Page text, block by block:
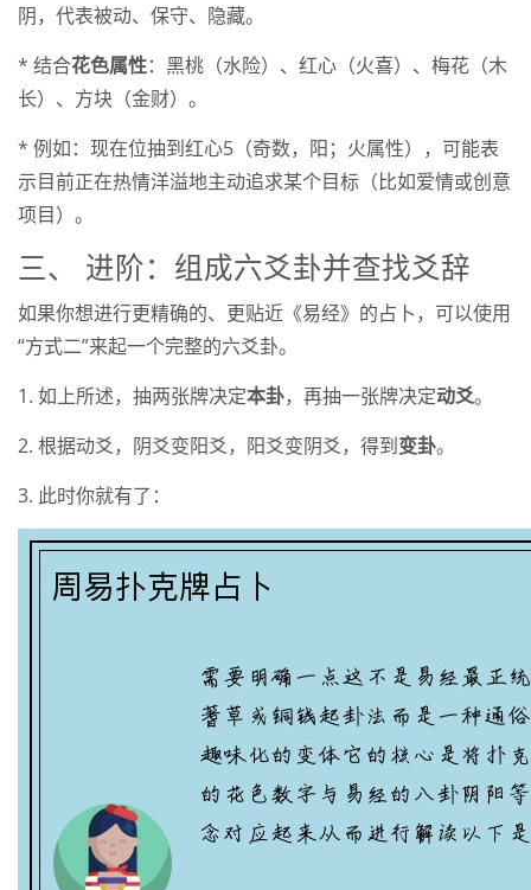
阴，代表被动、保守、隐藏。
* 结合花色属性：黑桃（水险）、红心（火喜）、梅花（木
长）、方块（金财）。
* 例如：现在位抽到红心5（奇数，阳；火属性），可能表
示目前正在热情洋溢地主动追求某个目标（比如爱情或创意
项目）。
三、 进阶：组成六爻卦并查找爻辞
如果你想进行更精确的、更贴近《易经》的占卜，可以使用
“方式二”来起一个完整的六爻卦。
1. 如上所述，抽两张牌决定本卦，再抽一张牌决定动爻。
2. 根据动爻，阴爻变阳爻，阳爻变阴爻，得到变卦。
3. 此时你就有了：